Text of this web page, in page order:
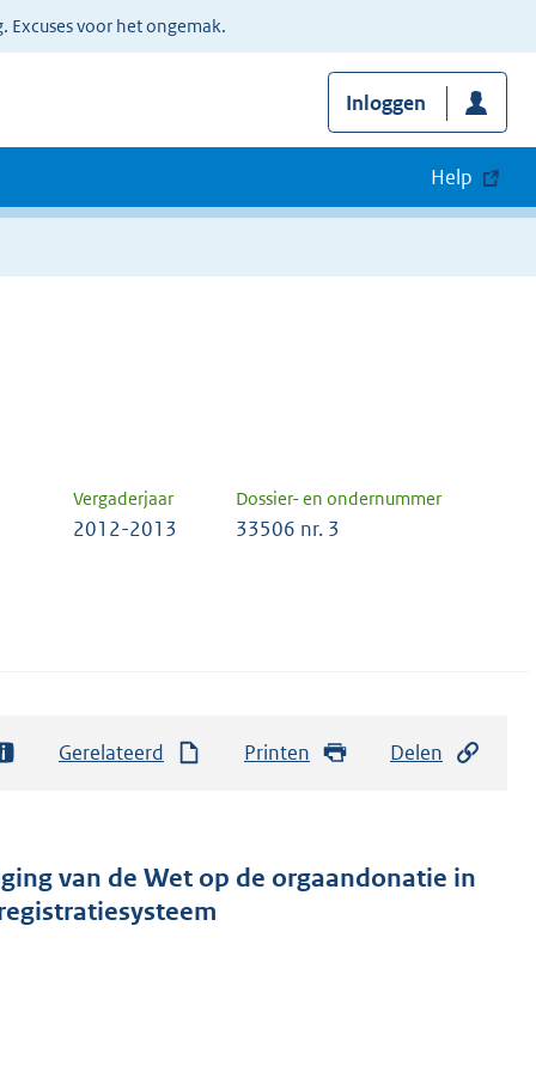
voor het ongemak.
Inloggen
Help
Vergaderjaar Dossier- en ondernummer
2012-2013 33506 nr. 3
Gerelateerd Printen Delen
van de Wet op de orgaandonatie in